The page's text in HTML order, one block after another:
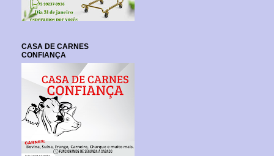
CASA DE CARNES
CONFIANÇA